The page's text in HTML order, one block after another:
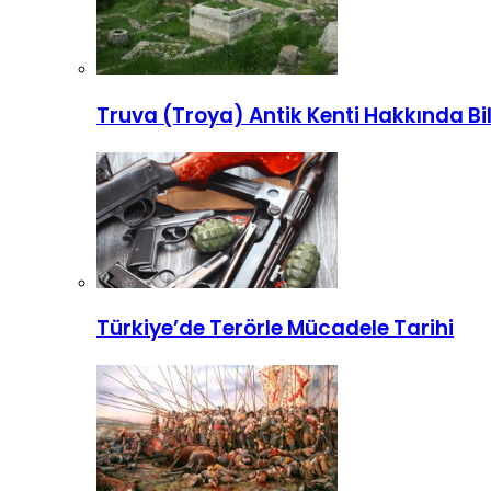
Truva (Troya) Antik Kenti Hakkında
Türkiye’de Terörle Mücadele Tarihi